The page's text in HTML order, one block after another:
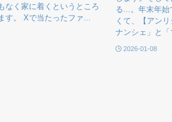
なく家に着くというところ
す。 Xで当たったファ...
る...。年末年始
くて、【アン
ナンシェ」と「
2026-01-08